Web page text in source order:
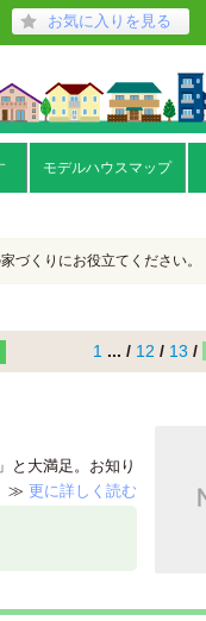
お気に入りを見る
モデルハウスマップ
づくりにお役立てください。
1 ... / 12 / 13 /
と大満足。お知り
≫ 更に詳しく読む